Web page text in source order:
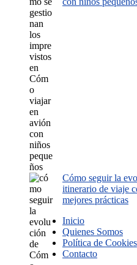
Cómo seguir la
itinerario de viaje
mejores prácticas
Inicio
Quienes Somos
Política de Cookies
Contacto